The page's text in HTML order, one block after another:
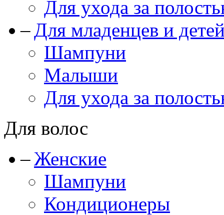
Для ухода за
Для младенцев и
Шампуни
Малыши
Для ухода за
Для волос
Женские
Шампуни
Кондиционеры